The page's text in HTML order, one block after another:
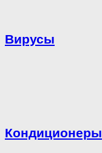
Вирусы
Кондиционеры